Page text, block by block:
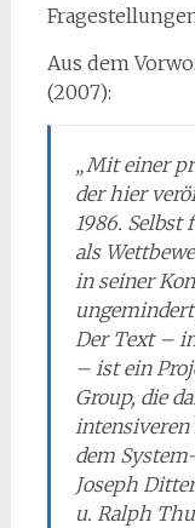
Aus dem
(2007):
„Mit einer
der hier
1986.
als
in seiner
Der Text –
– ist ein
Group, die
dem
Joseph
u. Ralph